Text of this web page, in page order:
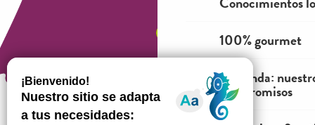
100% gourmet
La tienda:
compromisos